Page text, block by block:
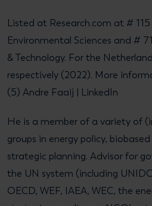
Listed at Research.com at #
Environmental Sciences and #
& Technology. For the
respectively (2022). More
(5) Andre Faaij | LinkedIn
He is a member of a variety of
groups in energy policy,
strategic planning. Advisor for
the UN system (including
OECD, WEF, IAEA, WEC, the